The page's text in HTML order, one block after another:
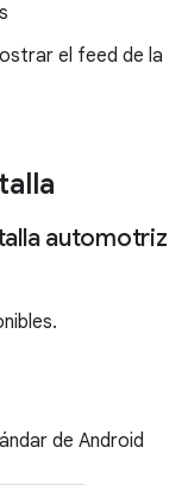
el feed de la
automotriz
de Android